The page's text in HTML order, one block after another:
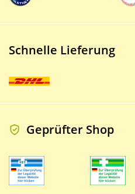
Schnelle Lieferung
Geprüfter Shop